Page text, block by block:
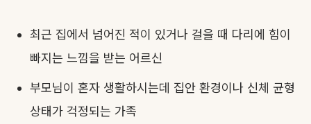
최근 집에서 넘어진 적이 있거나 걸을 때 다리에 힘이
빠지는 느낌을 받는 어르신
부모님이 혼자 생활하시는데 집안 환경이나 신체 균형
상태가 걱정되는 가족